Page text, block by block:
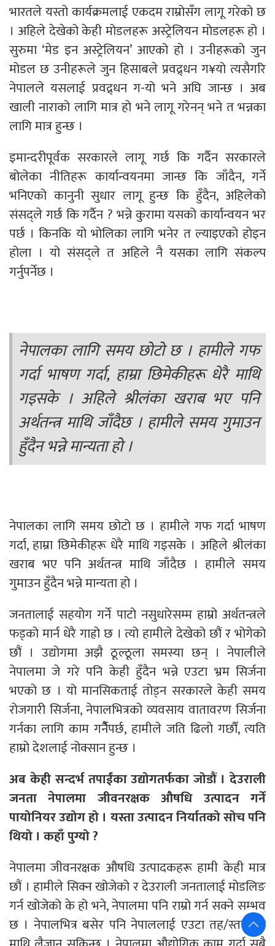
भारतले यस्तो कार्यक्रमलाई एकदम राम्रोसँग लागू गरेको छ
। अहिले देखेको केही मोडलहरू अस्ट्रेलियन मोडलहरू हो ।
सुरुमा ‘मेड इन अस्ट्रेलियन’ आएको हो । उनीहरूको जुन
मोडल छ उनीहरूले जुन हिसाबले प्रवद्र्धन ग¥यो त्यसैगरि
नेपालले यसलाई प्रवद्र्धन ग-यो भने अघि जान्छ । अब
खाली नाराको लागि मात्र हो भने लागू गरेनन् भने त भन्नका
लागि मात्र हुन्छ ।
इमान्दरीपूर्वक सरकारले लागू गर्छ कि गर्दैन सरकारले
बोलेका नीतिहरू कार्यान्वयनमा जान्छ कि जाँदैन, गर्ने
भनिएको कानुनी सुधार लागू हुन्छ कि हुँदैन, अहिलेको
संसद्ले गर्छ कि गर्दैन ? भन्ने कुरामा यसको कार्यान्वयन भर
पर्छ । किनकि यो भोलिका लागि भनेर त ल्याइएको होइन
होला । यो संसद्ले त अहिले नै यसका लागि संकल्प
गर्नुपर्नेछ ।
नेपालका लागि समय छोटो छ । हामीले गफ
गर्दा भाषण गर्दा, हाम्रा छिमेकीहरू धेरै माथि
गइसके । अहिले श्रीलंका खराब भए पनि
अर्थतन्त्र माथि जाँदैछ । हामीले समय गुमाउन
हुँदैन भन्ने मान्यता हो ।
नेपालका लागि समय छोटो छ । हामीले गफ गर्दा भाषण
गर्दा, हाम्रा छिमेकीहरू धेरै माथि गइसके । अहिले श्रीलंका
खराब भए पनि अर्थतन्त्र माथि जाँदैछ । हामीले समय
गुमाउन हुँदैन भन्ने मान्यता हो ।
जनतालाई सहयोग गर्ने पाटो नसुधारेसम्म हाम्रो अर्थतन्त्रले
फड्को मार्न धेरै गाह्रो छ । त्यो हामीले देखेको छौं र भोगेको
छौं । उद्योगमा अझै ठूल्ठूला समस्या छन् । नेपालीले
नेपालमा जे गरे पनि केही हुँदैन भन्ने एउटा भ्रम सिर्जना
भएको छ । यो मानसिकताई तोड्न सरकारले केही समय
रोजगारी सिर्जना, नेपालभित्रको व्यवसाय वातावरण सिर्जना
गर्नका लागि काम गर्नैैपर्छ, हामीले जति ढिलो गर्छौं, त्यति
हाम्रो देशलाई नोक्सान हुन्छ ।
अब केही सन्दर्भ तपाईंका उद्योगतर्फका जोडौं । देउराली
जनता नेपालमा जीवनरक्षक औषधि उत्पादन गर्ने
पायोनियर उद्योग हो । यस्ता उत्पादन निर्यातको सोच पनि
थियो । कहाँ पुग्यो ?
नेपालमा जीवनरक्षक औषधि उत्पादकहरू हामी केही मात्र
छौं । हामीले सिक्न खोजेको र देउराली जनतालाई मोडलिङ
गर्न खोजेको के हो भने, नेपालमा पनि राम्रो गर्न सक्ने सम्भव
छ । नेपालभित्र बसेर पनि नेपाललाई एउटा तह/स्तरसम्म